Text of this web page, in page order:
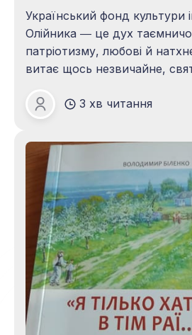
Український фонд культури
Олійника ― це дух
патріотизму, любові й натхнення. Тут
витає щось незвичайне,
наша історія, наше минуле й
напоєний словом, овіяний
наснажений і освячений
високими почуттями щирої
Зоя ПАЦАЛО
3 хв читання